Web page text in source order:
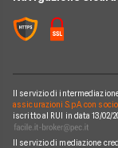
Contatti
Fineco
Prodotti Conti
Il servizio di
assicurazioni S.p.A. con
iscritto al RUI in data 13/02/
Il servizio di mediazione